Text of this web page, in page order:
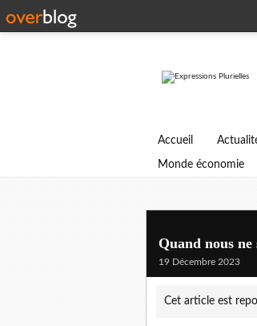
Accueil
Monde économie
Quand nous ne
19 Décembre 2023
Cet article est